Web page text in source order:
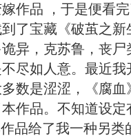
作品 ，于是便看
了宝藏《破茧之
异，克苏鲁，丧
尽如人意。最近
数是涩涩，《腐
作品。不知道设
品给了我一种另